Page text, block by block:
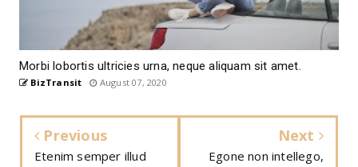
Morbi lobortis ultricies urna, neque aliquam sit amet.
BizTransit August 07, 2020
Previous
Etenim semper illud
Next
Egone non intellego,